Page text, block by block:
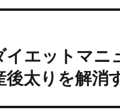
イエットマニ
後太りを解